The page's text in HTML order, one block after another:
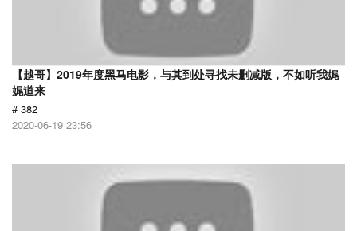
【越哥】2019年度黑马电影，与其到处寻找未删减版，不如听我娓
娓道来
# 382
2020-06-19 23:56